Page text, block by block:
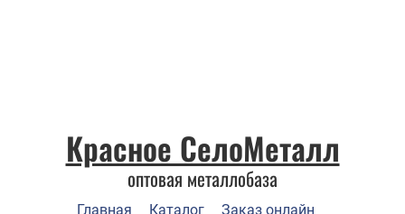
Красное СелоМеталл
оптовая металлобаза
Главная Каталог Заказ онлайн